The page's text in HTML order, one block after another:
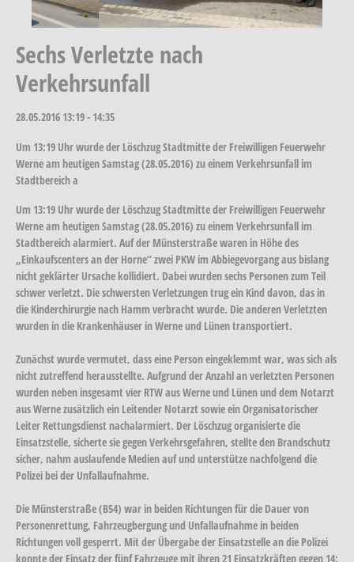
Sechs Verletzte nach
Verkehrsunfall
28.05.2016 13:19 - 14:35
Um 13:19 Uhr wurde der Löschzug Stadtmitte der Freiwilligen Feuerwehr
Werne am heutigen Samstag (28.05.2016) zu einem Verkehrsunfall im
Stadtbereich a
Um 13:19 Uhr wurde der Löschzug Stadtmitte der Freiwilligen Feuerwehr
Werne am heutigen Samstag (28.05.2016) zu einem Verkehrsunfall im
Stadtbereich alarmiert. Auf der Münsterstraße waren in Höhe des
„Einkaufscenters an der Horne“ zwei PKW im Abbiegevorgang aus bislang
nicht geklärter Ursache kollidiert. Dabei wurden sechs Personen zum Teil
schwer verletzt. Die schwersten Verletzungen trug ein Kind davon, das in
die Kinderchirurgie nach Hamm verbracht wurde. Die anderen Verletzten
wurden in die Krankenhäuser in Werne und Lünen transportiert.
Zunächst wurde vermutet, dass eine Person eingeklemmt war, was sich als
nicht zutreffend herausstellte. Aufgrund der Anzahl an verletzten Personen
wurden neben insgesamt vier RTW aus Werne und Lünen und dem Notarzt
aus Werne zusätzlich ein Leitender Notarzt sowie ein Organisatorischer
Leiter Rettungsdienst nachalarmiert. Der Löschzug organisierte die
Einsatzstelle, sicherte sie gegen Verkehrsgefahren, stellte den Brandschutz
sicher, nahm auslaufende Medien auf und unterstütze nachfolgend die
Polizei bei der Unfallaufnahme.
Die Münsterstraße (B54) war in beiden Richtungen für die Dauer von
Personenrettung, Fahrzeugbergung und Unfallaufnahme in beiden
Richtungen voll gesperrt. Mit der Übergabe der Einsatzstelle an die Polizei
konnte der Einsatz der fünf Fahrzeuge mit ihren 21 Einsatzkräften gegen 14: